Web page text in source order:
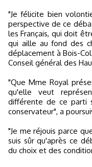
"Je félicite bien
perspective de ce
les Français, qui doit
qui aille au fond des
déplacement à Bois-
Conseil général des
"Que Mme Royal
qu'elle veut
différente de ce parti
conservateur", a
"Je me réjouis parce
suis sûr qu'après ce
du choix et des